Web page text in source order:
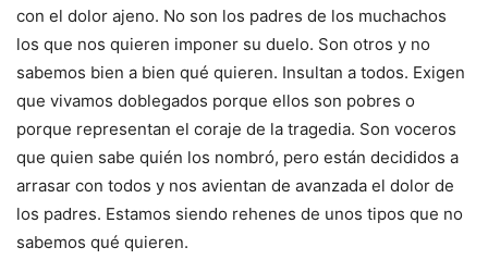
con el dolor ajeno. No son los padres de los muchachos
los que nos quieren imponer su duelo. Son otros y no
sabemos bien a bien qué quieren. Insultan a todos. Exigen
que vivamos doblegados porque ellos son pobres o
porque representan el coraje de la tragedia. Son voceros
que quien sabe quién los nombró, pero están decididos a
arrasar con todos y nos avientan de avanzada el dolor de
los padres. Estamos siendo rehenes de unos tipos que no
sabemos qué quieren.